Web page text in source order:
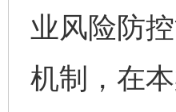
业风险防
机制，在